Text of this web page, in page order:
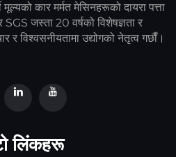
मूल्यको कार मर्मत मेसिनहरूको दायरा पत्ता
जस्ता 20 वर्षको विशेषज्ञता र
र विश्वसनीयतामा उद्योगको नेतृत्व गर्छौं।
लिंकहरू